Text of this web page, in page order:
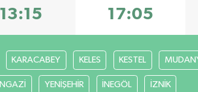
13:15 17:05
KARACABEY KELES KESTEL
YENİŞEHİR İNEGÖL İZNİK